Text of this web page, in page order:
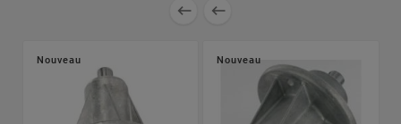
 
Nouveau Nouveau